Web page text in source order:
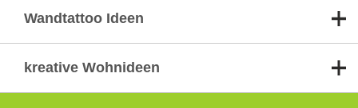
Wandtattoo Ideen
kreative Wohnideen